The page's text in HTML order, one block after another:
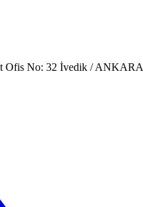
Ofis No: 32 İvedik / ANKARA